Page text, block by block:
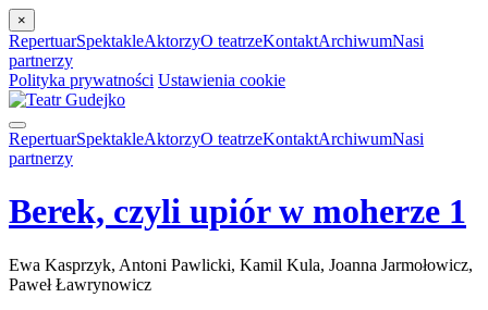
×
RepertuarSpektakleAktorzyO teatrzeKontaktArchiwumNasi
partnerzy
Polityka prywatności Ustawienia cookie
RepertuarSpektakleAktorzyO teatrzeKontaktArchiwumNasi
partnerzy
Berek, czyli upiór w moherze 1
Ewa Kasprzyk, Antoni Pawlicki, Kamil Kula, Joanna Jarmołowicz,
Paweł Ławrynowicz